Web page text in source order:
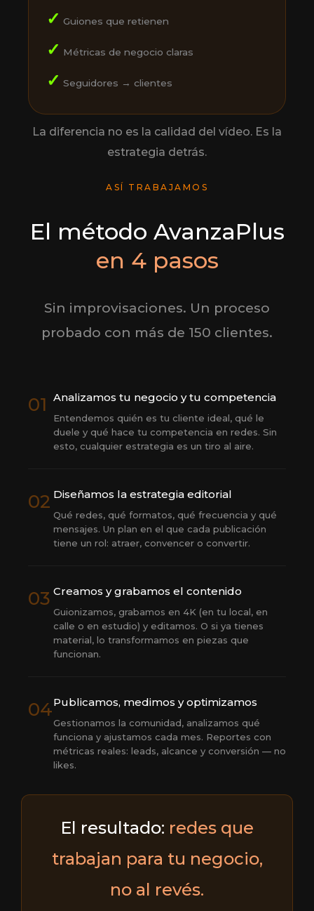
✓ Guiones que retienen
✓ Métricas de negocio claras
✓ Seguidores → clientes
La diferencia no es la calidad del vídeo. Es la
estrategia detrás.
ASÍ TRABAJAMOS
El método AvanzaPlus
en 4 pasos
Sin improvisaciones. Un proceso
probado con más de 150 clientes.
01 Analizamos tu negocio y tu competencia
Entendemos quién es tu cliente ideal, qué le
duele y qué hace tu competencia en redes. Sin
esto, cualquier estrategia es un tiro al aire.
02 Diseñamos la estrategia editorial
Qué redes, qué formatos, qué frecuencia y qué
mensajes. Un plan en el que cada publicación
tiene un rol: atraer, convencer o convertir.
03 Creamos y grabamos el contenido
Guionizamos, grabamos en 4K (en tu local, en
calle o en estudio) y editamos. O si ya tienes
material, lo transformamos en piezas que
funcionan.
04Publicamos, medimos y optimizamos
Gestionamos la comunidad, analizamos qué
funciona y ajustamos cada mes. Reportes con
métricas reales: leads, alcance y conversión — no
likes.
El resultado: redes que
trabajan para tu negocio,
no al revés.